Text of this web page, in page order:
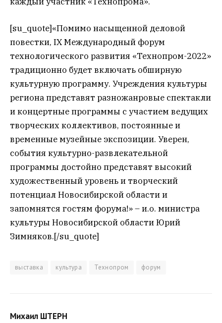
[su_quote]«Помимо насыщенной деловой
повестки, IX Международный форум
технологического развития «Технопром-2022»
традиционно будет включать обширную
культурную программу. Учреждения культуры
региона представят разножанровые спектакли
и концертные программы с участием ведущих
творческих коллективов, постоянные и
временные музейные экспозиции. Уверен,
события культурно-развлекательной
программы достойно представят высокий
художественный уровень и творческий
потенциал Новосибирской области и
запомнятся гостям форума!» – и.о. министра
культуры Новосибирской области Юрий
Зимняков.[/su_quote]
выставка культура Технопром форум
Михаил ШТЕРН